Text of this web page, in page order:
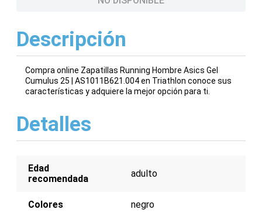
Descripción
Compra online Zapatillas Running Hombre Asics Gel
Cumulus 25 | AS1011B621.004 en Triathlon conoce sus
características y adquiere la mejor opción para ti.
Detalles
Edad
recomendada
adulto
Colores negro